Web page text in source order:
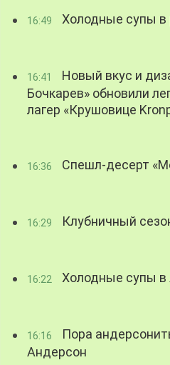
16:49 Холодные супы в
16:41
Новый вкус и
Бочкарев» обновили
лагер «Крушовице
16:36 Спешл-десерт
16:29 Клубничный
16:22 Холодные супы
16:16
Пора
Андерсон